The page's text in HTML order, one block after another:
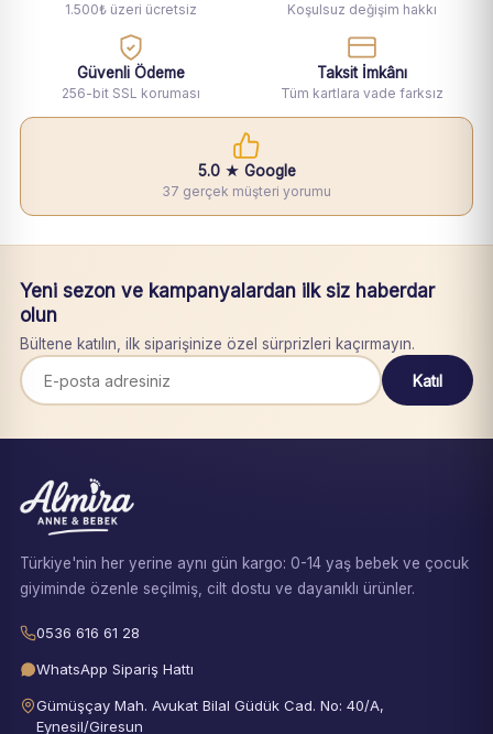
1.500₺ üzeri ücretsiz Koşulsuz değişim hakkı
Güvenli Ödeme
256-bit SSL koruması
Taksit İmkânı
Tüm kartlara vade farksız
5.0 ★ Google
37 gerçek müşteri yorumu
Yeni sezon ve kampanyalardan ilk siz haberdar
olun
Bültene katılın, ilk siparişinize özel sürprizleri kaçırmayın.
Katıl
Türkiye'nin her yerine aynı gün kargo: 0-14 yaş bebek ve çocuk
giyiminde özenle seçilmiş, cilt dostu ve dayanıklı ürünler.
0536 616 61 28
WhatsApp Sipariş Hattı
Gümüşçay Mah. Avukat Bilal Güdük Cad. No: 40/A,
Eynesil/Giresun